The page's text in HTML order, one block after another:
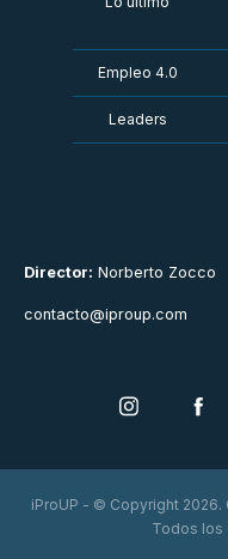
Director: Norberto Zocco
contacto@iproup.com
Empleo 4.0
Leaders
iProUP - © Copyright 2026.
Todos los